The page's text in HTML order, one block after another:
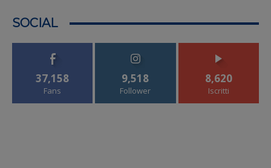
SOCIAL
37,158
Fans
9,518
Follower
8,620
Iscritti